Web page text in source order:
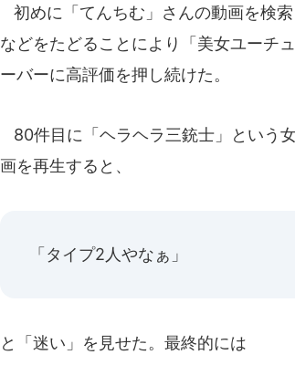
初めに「てんちむ」さんの動画を検
などをたどることにより「美女ユーチ
ーバーに高評価を押し続けた。
80件目に「ヘラヘラ三銃士」という
画を再生すると、
「タイプ2人やなぁ」
と「迷い」を見せた。最終的には